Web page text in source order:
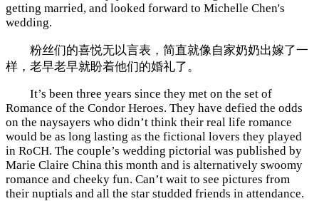
getting married, and looked forward to Michelle Chen's
wedding.
粉丝们的喜悦无以言表，简直就像自家奶奶出嫁了一
样，老早老早就盼着他们的婚礼了。
It’s been three years since they met on the set of
Romance of the Condor Heroes. They have defied the odds
on the naysayers who didn’t think their real life romance
would be as long lasting as the fictional lovers they played
in RoCH. The couple’s wedding pictorial was published by
Marie Claire China this month and is alternatively swoomy
romance and cheeky fun. Can’t wait to see pictures from
their nuptials and all the star studded friends in attendance.